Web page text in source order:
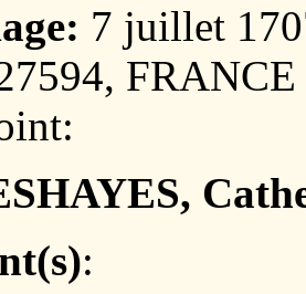
7 juillet
FRANCE
: